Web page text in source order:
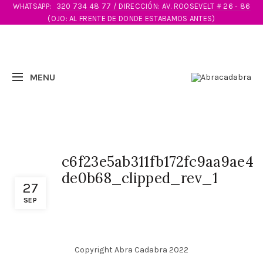
WHATSAPP:
320 734 48 77 / DIRECCIÓN: AV. ROOSEVELT # 26 - 86
(OJO: AL FRENTE DE DONDE ESTABAMOS ANTES)
27
SEP
c6f23e5ab311fb172fc9aa9ae4
de0b68_clipped_rev_1
Copyright Abra Cadabra 2022